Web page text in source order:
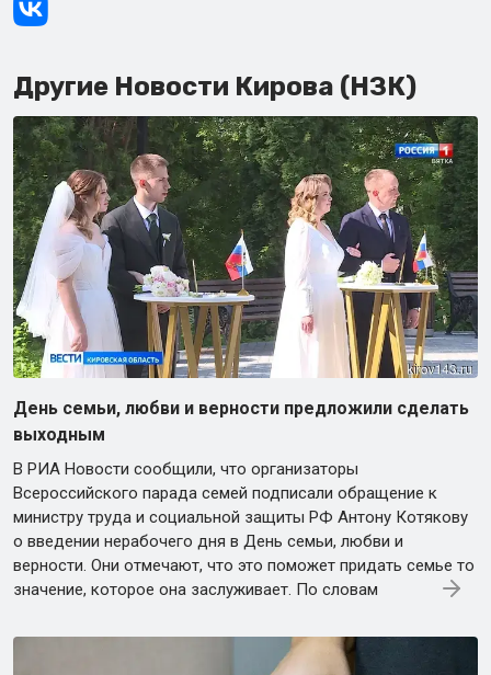
Другие Новости Кирова (НЗК)
День семьи, любви и верности предложили сделать
выходным
В РИА Новости сообщили, что организаторы
Всероссийского парада семей подписали обращение к
министру труда и социальной защиты РФ Антону Котякову
о введении нерабочего дня в День семьи, любви и
верности. Они отмечают, что это поможет придать семье то
значение, которое она заслуживает. По словам